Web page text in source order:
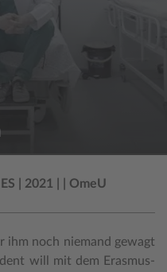
| 2021 | | OmeU
ihm noch niemand gewagt
will mit dem Erasmus-